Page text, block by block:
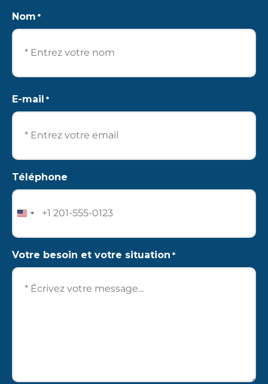
Nom *
E-mail *
Téléphone
United
Votre besoin et votre situation *